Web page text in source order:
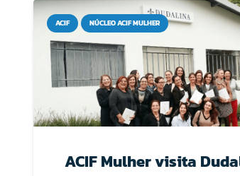
ACIF NÚCLEO ACIF MULHER
ACIF Mulher visita